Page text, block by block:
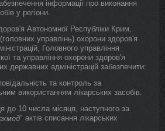
інформації про виконання
у регіони.
Автономної Республіки Крим,
управлінь) охорони здоров'я
Головного управління
та управління охорони здоров'я
державних адміністрацій забезпечити:
та контроль за
використанням лікарських засобів.
до 10 числа місяця, наступного за
" актів списання лікарських